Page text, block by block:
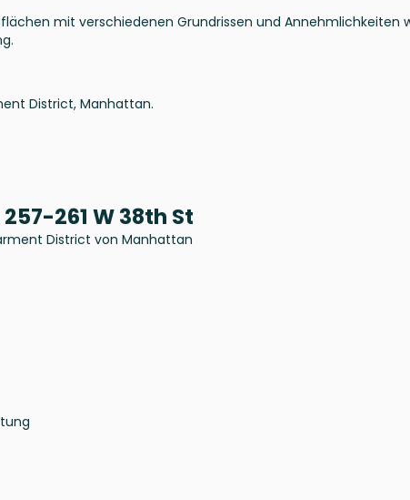
mit verschiedenen Grundrissen und Annehmlichkeiten
District, Manhattan.
261 W 38th St
District von Manhattan